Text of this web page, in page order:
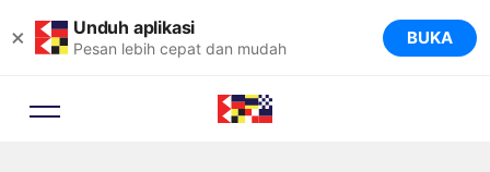
× Unduh aplikasi
Pesan lebih cepat dan mudah BUKA